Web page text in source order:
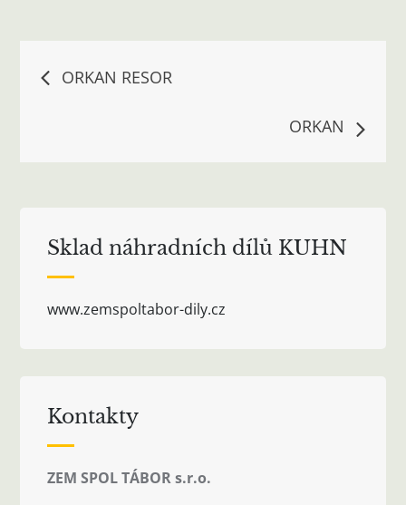
Navigace
ORKAN RESOR
ORKAN
Sklad náhradních dílů KUHN
www.zemspoltabor-dily.cz
Kontakty
ZEM SPOL TÁBOR s.r.o.